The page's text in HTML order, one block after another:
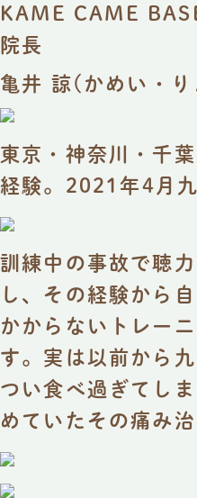
KAME CAME
院長
亀井 諒(かめい・り
東京・神奈川・千
経験。2021年4月
訓練中の事故で聴
し、その経験から
かからないトレー
す。実は以前から
つい食べ過ぎてし
めていたその痛み